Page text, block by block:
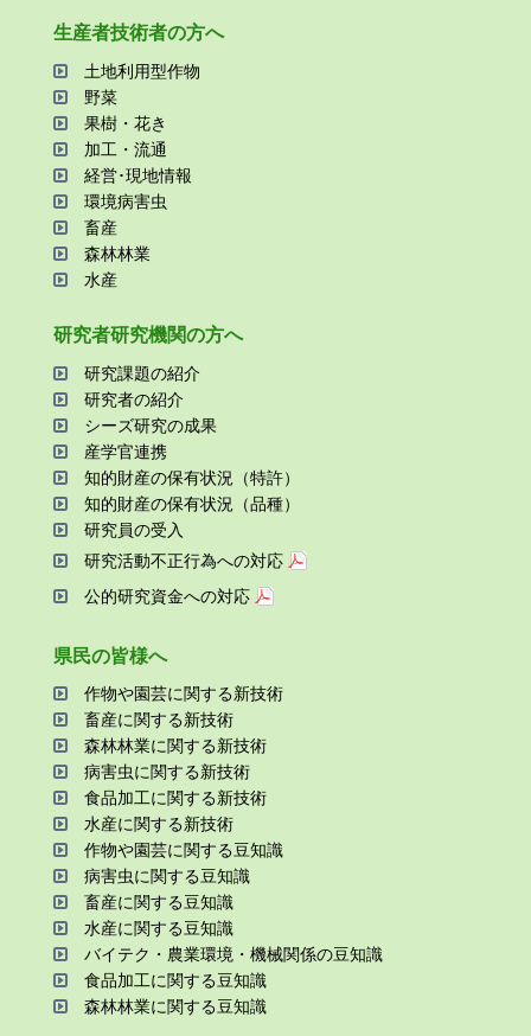
⽣産者技術者の⽅へ
⼟地利⽤型作物
野菜
果樹・花き
加⼯・流通
経営･現地情報
環境病害⾍
畜産
森林林業
⽔産
研究者研究機関の⽅へ
研究課題の紹介
研究者の紹介
シーズ研究の成果
産学官連携
知的財産の保有状況（特許）
知的財産の保有状況（品種）
研究員の受⼊
研究活動不正⾏為への対応
公的研究資金への対応
県⺠の皆様へ
作物や園芸に関する新技術
畜産に関する新技術
森林林業に関する新技術
病害⾍に関する新技術
⾷品加⼯に関する新技術
⽔産に関する新技術
作物や園芸に関する⾖知識
病害⾍に関する⾖知識
畜産に関する⾖知識
⽔産に関する⾖知識
バイテク・農業環境・機械関係の⾖知識
⾷品加⼯に関する⾖知識
森林林業に関する⾖知識